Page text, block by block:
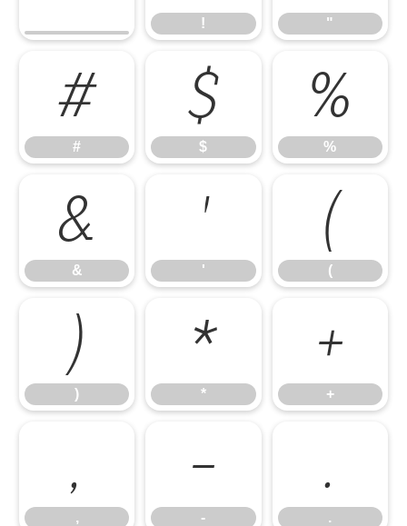
! "
#
#
$
$
%
%
&
&
'
'
(
(
)
)
*
*
+
+
,
,
-
-
.
.